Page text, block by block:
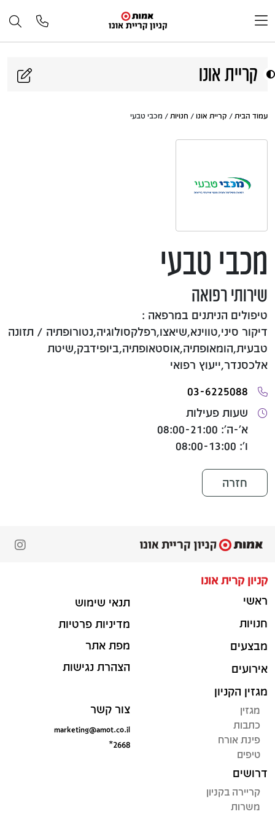
קריית אונו
עמוד הבית / קריית אונו / חנויות / מכבי טבעי
מכבי טבעי
שירותי רפואה
טיפולים הניתנים במרפאה :
דיקור סיני,טווינא,שיאצו,רפלקסולוגיה,נטורופתיה / תזונה
טבעית,הומאופתיה,אוסטאופתיה,ביופידבק,שיטת
אלכסנדר,ייעוץ רפואי
03-6225088
שעות פעילות
א'-ה': 08:00-21:00
ו': 08:00-13:00
חזרה
קניון קרית אונו
ראשי
חנויות
מבצעים
אירועים
מגזין הקניון
מגזין
כתבות
פינת אורח
טיפים
דרושים
קריירה בקניון
משרות
תנאי שימוש
מדיניות פרטיות
מפת אתר
הצהרת נגישות
צור קשר
marketing@amot.co.il
*2668